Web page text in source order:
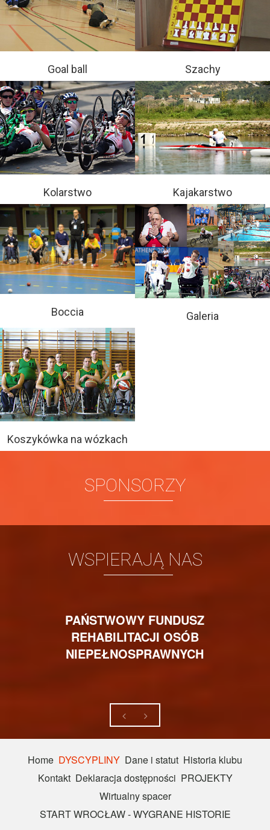
Goal ball Szachy
Kolarstwo Kajakarstwo
Boccia Galeria
Koszykówka na wózkach
SPONSORZY
WSPIERAJĄ NAS
PAŃSTWOWY FUNDUSZ
REHABILITACJI OSÓB
NIEPEŁNOSPRAWNYCH
Home DYSCYPLINY Dane i statut Historia klubu
Kontakt Deklaracja dostępności PROJEKTY
Wirtualny spacer
START WROCŁAW - WYGRANE HISTORIE